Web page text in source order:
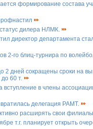
формирование состава
дилера НЛМК.
директор департамента
2-го блиц-турнира по
2 дней сокращены сроки на
60 т.
вступление в члены
делегация РАМТ.
расширять свои
т.г. планирует открыть